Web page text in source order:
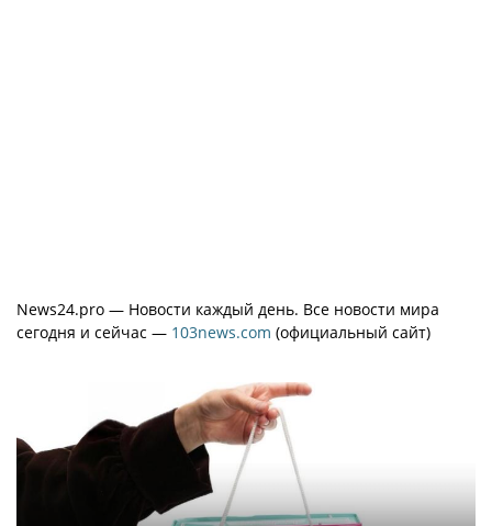
News24.pro — Новости каждый день. Все новости мира
сегодня и сейчас — 103news.com (официальный сайт)